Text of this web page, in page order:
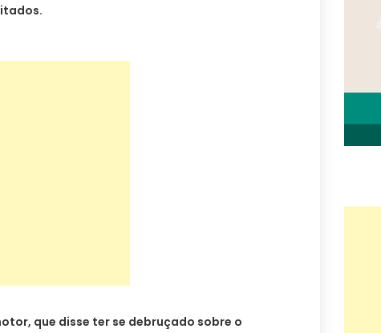
que disse ter se debruçado sobre o